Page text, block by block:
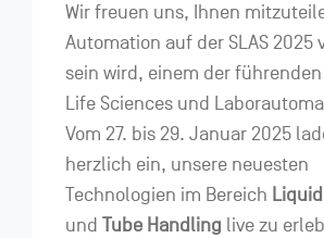
Wir freuen uns, Ihnen
Automation auf der SLAS 2025
sein wird, einem der
Life Sciences und
Vom 27. bis 29. Januar 2025
herzlich ein, unsere neuesten
Technologien im Bereich
und Tube Handling live zu